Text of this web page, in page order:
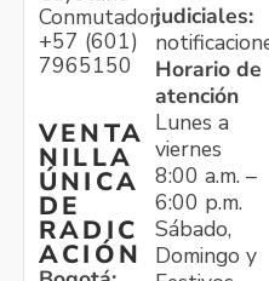
Conmutador:
+57 (601)
7965150
VENTA
NILLA
ÚNICA
DE
RADIC
ACIÓN
judiciales:
Horario de
atención
Lunes a
viernes
8:00 a.m. –
6:00 p.m.
Sábado,
Domingo y